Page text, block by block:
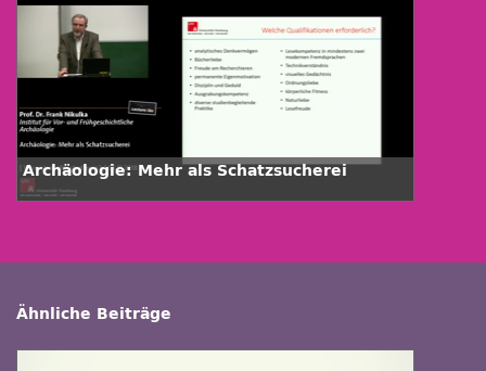
Archäologie: Mehr als Schatzsucherei
Ähnliche Beiträge